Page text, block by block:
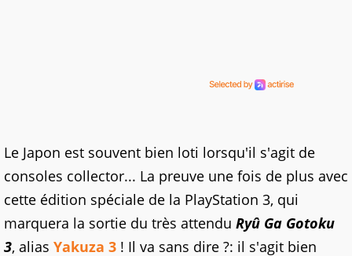
Le Japon est souvent bien loti lorsqu'il s'agit de
consoles collector... La preuve une fois de plus avec
cette édition spéciale de la PlayStation 3, qui
marquera la sortie du très attendu Ryû Ga Gotoku
3, alias Yakuza 3 ! Il va sans dire ?: il s'agit bien